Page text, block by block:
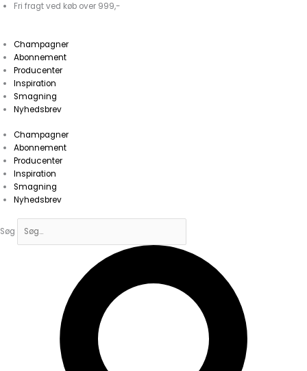
Gå
Fri fragt ved køb over 999,-
Champagner
Abonnement
Producenter
Inspiration
Smagning
Nyhedsbrev
Champagner
Abonnement
Producenter
Inspiration
Smagning
Nyhedsbrev
Søg